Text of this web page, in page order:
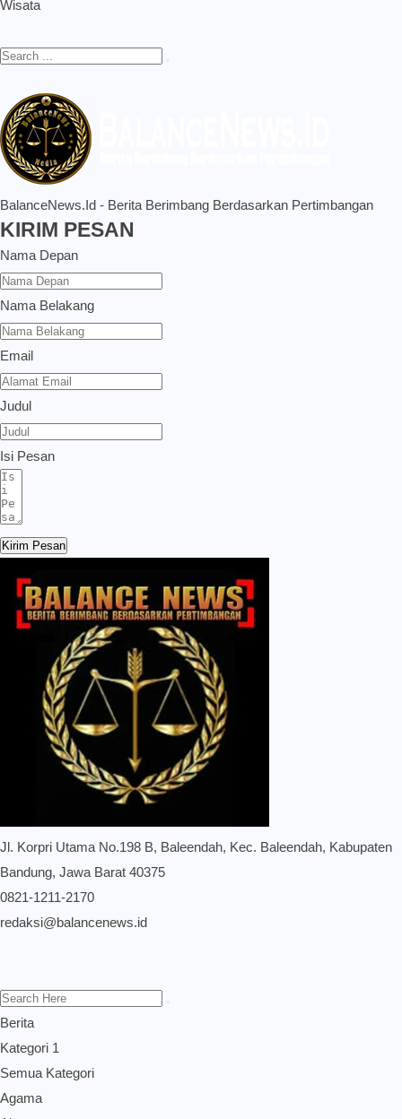
Wisata
BalanceNews.Id - Berita Berimbang Berdasarkan Pertimbangan
KIRIM PESAN
Nama Depan
Nama Belakang
Email
Judul
Isi Pesan
Kirim Pesan
Jl. Korpri Utama No.198 B, Baleendah, Kec. Baleendah, Kabupaten
Bandung, Jawa Barat 40375
0821-1211-2170
redaksi@balancenews.id
Berita
Kategori 1
Semua Kategori
Agama